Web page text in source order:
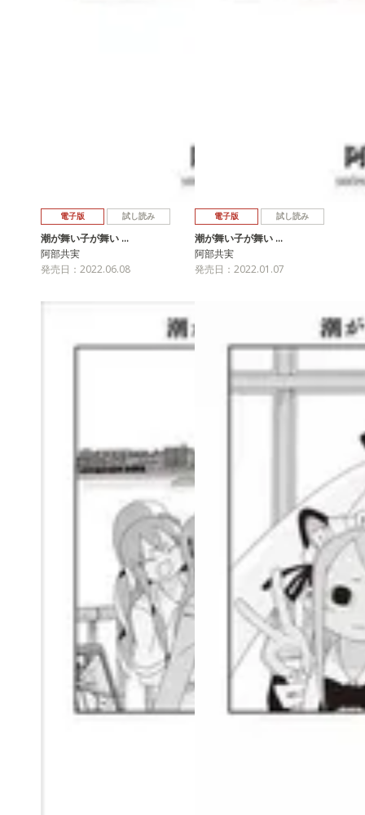
電子版 試し読み
潮が舞い子が舞い …
阿部共実
発売日：2022.06.08
電子版 試し読み
潮が舞い子が舞い …
阿部共実
発売日：2022.01.07